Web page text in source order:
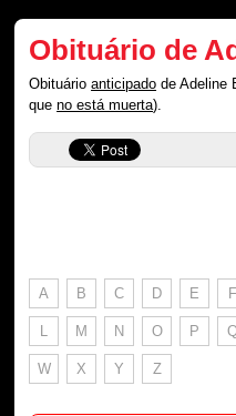
Obituário de
Obituárioanticipado de Adeline
queno está muerta).
A B C D E F
L M N O P
W X Y Z